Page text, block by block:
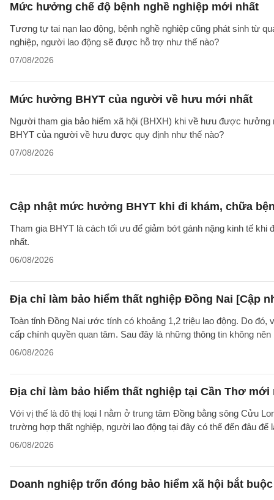
Mức hưởng chế độ bệnh nghề nghiệp mới nhất
Tương tự tai nạn lao động, bệnh nghề nghiệp cũng phát sinh từ
nghiệp, người lao động sẽ được hỗ trợ như thế nào?
07/08/2026
Mức hưởng BHYT của người về hưu mới nhất
Người tham gia bảo hiểm xã hội (BHXH) khi về hưu được
BHYT của người về hưu được quy định như thế nào?
07/08/2026
Cập nhật mức hưởng BHYT khi đi khám, chữa
Tham gia BHYT là cách tối ưu để giảm bớt gánh nặng kinh tế
nhất.
06/08/2026
Địa chỉ làm bảo hiểm thất nghiệp Đồng Nai [Cập
Toàn tỉnh Đồng Nai ước tính có khoảng 1,2 triệu lao động. Do
cấp chính quyền quan tâm. Sau đây là những thông tin không
06/08/2026
Địa chỉ làm bảo hiểm thất nghiệp tại Cần Thơ mới
Với vị thế là đô thị loại I nằm ở trung tâm Đồng bằng sông Cửu
trường hợp thất nghiệp, người lao động tại đây có thể đến đâu
06/08/2026
Doanh nghiệp trốn đóng bảo hiểm xã hội bắt